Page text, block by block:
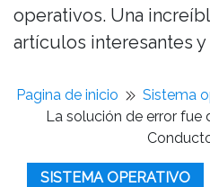
operativos. Una
artículos interesantes
Pagina de inicio
Sistema
La solución de error fue
SISTEMA OPERATIVO